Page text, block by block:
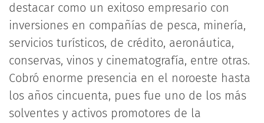
destacar como un exitoso empresario con
inversiones en compañías de pesca, minería,
servicios turísticos, de crédito, aeronáutica,
conservas, vinos y cinematografía, entre otras.
Cobró enorme presencia en el noroeste hasta
los años cincuenta, pues fue uno de los más
solventes y activos promotores de la